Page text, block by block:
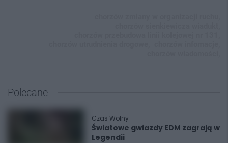
Polecane
Czas Wolny
Światowe gwiazdy EDM zagrają w
Legendii